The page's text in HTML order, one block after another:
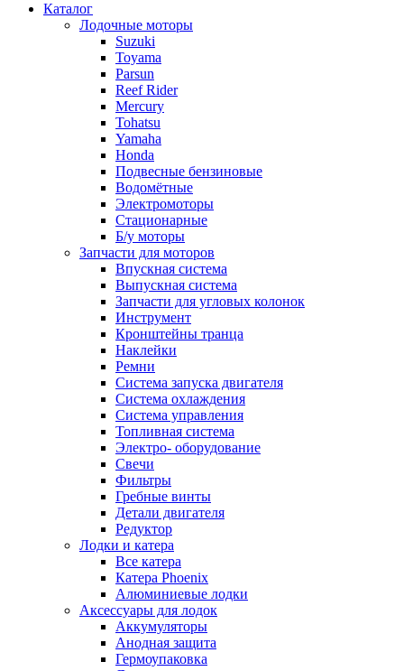
Каталог
Лодочные моторы
Suzuki
Toyama
Parsun
Reef Rider
Mercury
Tohatsu
Yamaha
Honda
Подвесные бензиновые
Водомётные
Электромоторы
Стационарные
Б/у моторы
Запчасти для моторов
Впускная система
Выпускная система
Запчасти для угловых колонок
Инструмент
Кронштейны транца
Наклейки
Ремни
Система запуска двигателя
Система охлаждения
Система управления
Топливная система
Электро- оборудование
Свечи
Фильтры
Гребные винты
Детали двигателя
Редуктор
Лодки и катера
Все катера
Катера Phoenix
Алюминиевые лодки
Аксессуары для лодок
Аккумуляторы
Анодная защита
Гермоупаковка